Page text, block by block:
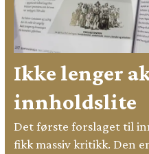
Ikke lenger
innholdslite
Det første forslaget til
fikk massiv kritikk. Den